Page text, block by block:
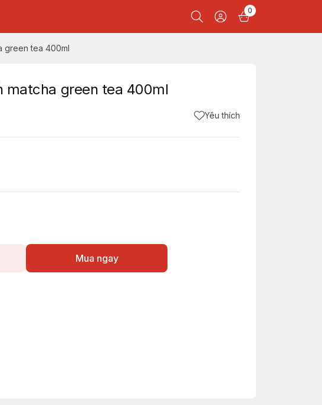
0
green tea 400ml
matcha green tea 400ml
Yêu thích
Mua ngay